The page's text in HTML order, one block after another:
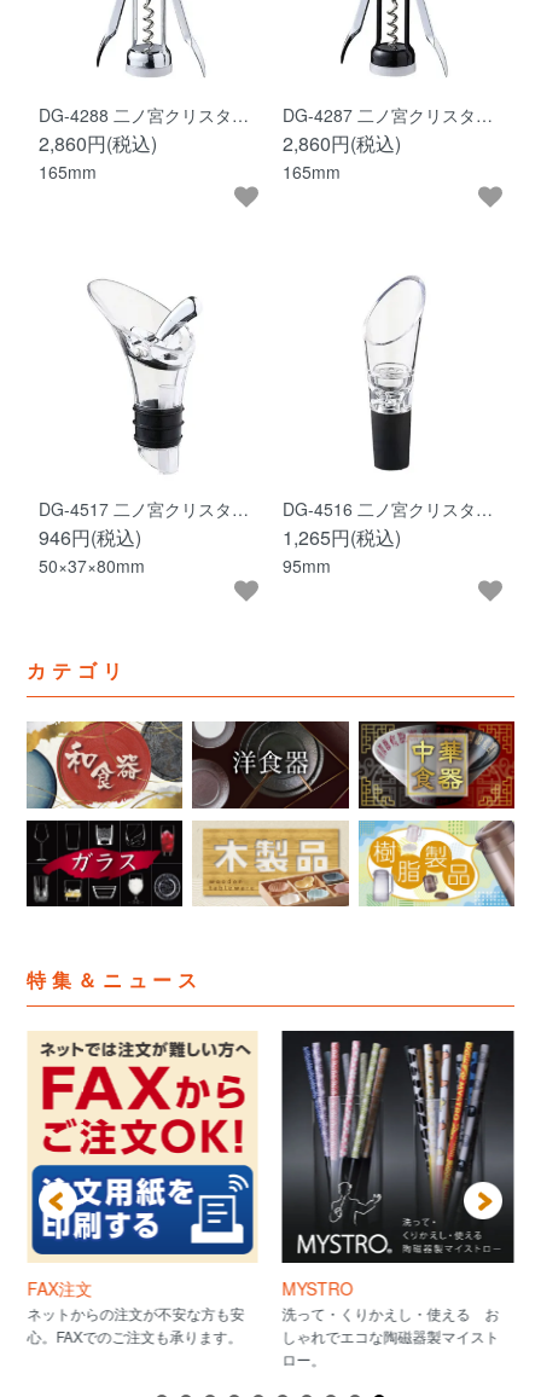
DG-4288 二ノ宮クリスタ…
2,860円(税込)
165mm
DG-4287 二ノ宮クリスタ…
2,860円(税込)
165mm
DG-4517 二ノ宮クリスタ…
946円(税込)
50×37×80mm
DG-4516 二ノ宮クリスタ…
1,265円(税込)
95mm
カテゴリ
特集＆ニュース
FAX注文
ネットからの注文が不安な方も安
心。FAXでのご注文も承ります。
MYSTRO
洗って・くりかえし・使える お
しゃれでエコな陶磁器製マイスト
ロー。